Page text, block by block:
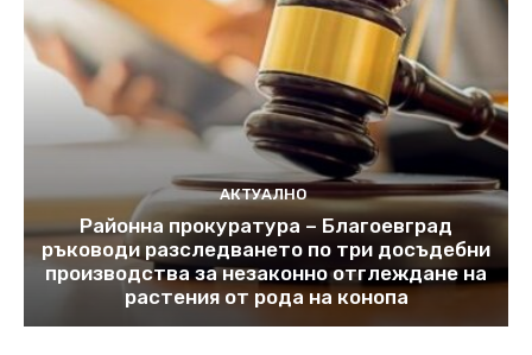
АКТУАЛНО
Районна прокуратура – Благоевград
ръководи разследването по три досъдебни
производства за незаконно отглеждане на
растения от рода на конопа